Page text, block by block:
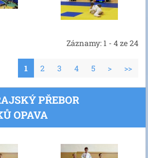
Záznamy: 1 - 4 ze 24
1 2 3 4 5 > >>
PŘEBOR
OPAVA